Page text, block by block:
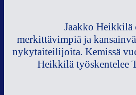
Jaakko Heikkilä
merkittävimpiä ja
nykytaiteilijoita. Kemissä
Heikkilä työskentelee